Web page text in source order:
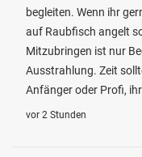
begleiten. Wenn ihr
auf Raubfisch angelt
Mitzubringen ist nur
Ausstrahlung. Zeit
Anfänger oder Profi,
vor 2 Stunden